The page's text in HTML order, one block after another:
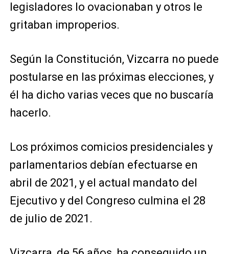
legisladores lo ovacionaban y otros le
gritaban improperios.
Según la Constitución, Vizcarra no puede
postularse en las próximas elecciones, y
él ha dicho varias veces que no buscaría
hacerlo.
Los próximos comicios presidenciales y
parlamentarios debían efectuarse en
abril de 2021, y el actual mandato del
Ejecutivo y del Congreso culmina el 28
de julio de 2021.